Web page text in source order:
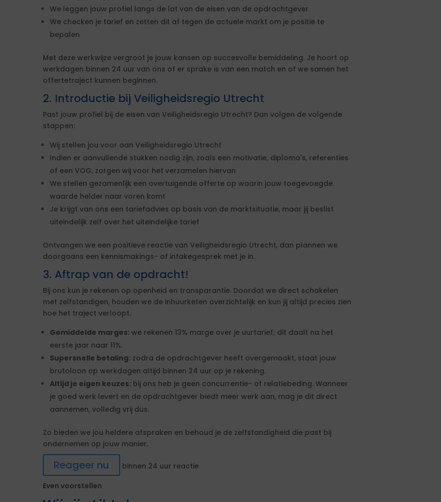
We leggen jouw profiel langs de lat van de eisen van de opdrachtgever
We checken je tarief en zetten dit af tegen de actuele markt om je positie te
bepalen
Met deze werkwijze vergroot je jouw kansen op succesvolle bemiddeling. Je hoort op
werkdagen binnen 24 uur van ons of er sprake is van een match en of we samen het
offertetraject kunnen beginnen.
2. Introductie bij Veiligheidsregio Utrecht
Past jouw profiel bij de eisen van Veiligheidsregio Utrecht? Dan volgen de volgende
stappen:
Wij stellen jou voor aan Veiligheidsregio Utrecht
Indien er aanvullende stukken nodig zijn, zoals een motivatie, diploma's, referenties
of een VOG, zorgen wij voor het verzamelen hiervan
We stellen gezamenlijk een overtuigende offerte op waarin jouw toegevoegde
waarde helder naar voren komt
Je krijgt van ons een tariefadvies op basis van de marktsituatie, maar jij beslist
uiteindelijk zelf over het uiteindelijke tarief
Ontvangen we een positieve reactie van Veiligheidsregio Utrecht, dan plannen we
doorgaans een kennismakings- of intakegesprek met je in.
3. Aftrap van de opdracht!
Bij ons kun je rekenen op openheid en transparantie. Doordat we direct schakelen
met zelfstandigen, houden we de inhuurketen overzichtelijk en kun jij altijd precies zien
hoe het traject verloopt.
Gemiddelde marges: we rekenen 13% marge over je uurtarief; dit daalt na het
eerste jaar naar 11%.
Supersnelle betaling: zodra de opdrachtgever heeft overgemaakt, staat jouw
brutoloon op werkdagen altijd binnen 24 uur op je rekening.
Altijd je eigen keuzes: bij ons heb je geen concurrentie- of relatiebeding. Wanneer
je goed werk levert en de opdrachtgever biedt meer werk aan, mag je dit direct
aannemen, volledig vrij dus.
Zo bieden we jou heldere afspraken en behoud je de zelfstandigheid die past bij
ondernemen op jouw manier.
Reageer nu
binnen 24 uur reactie
Even voorstellen